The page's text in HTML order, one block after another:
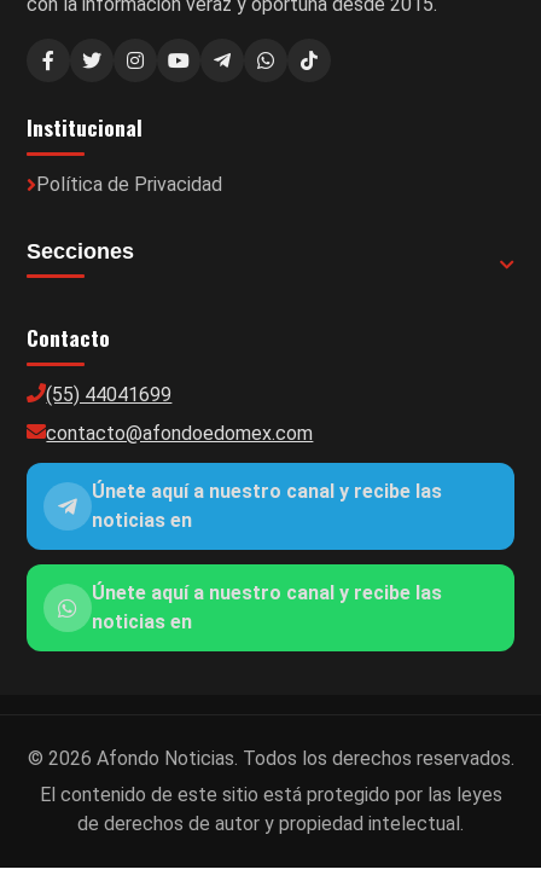
Institucional
Política de Privacidad
Secciones
Contacto
(55) 44041699
contacto@afondoedomex.com
Únete aquí a nuestro canal y recibe las
noticias en
Únete aquí a nuestro canal y recibe las
noticias en
© 2026 Afondo Noticias. Todos los derechos reservados.
El contenido de este sitio está protegido por las leyes
de derechos de autor y propiedad intelectual.